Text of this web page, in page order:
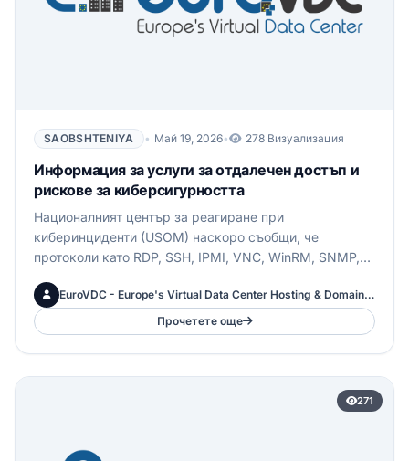
SAOBSHTENIYA • Май 19, 2026• 278 Визуализация
Информация за услуги за отдалечен достъп и
рискове за киберсигурността
Националният център за реагиране при
киберинциденти (USOM) наскоро съобщи, че
протоколи като RDP, SSH, IPMI, VNC, WinRM, SNMP,
интернет. Това може да ...
EuroVDC - Europe's Virtual Data Center Hosting & Domains Inc.
Прочетете още
271